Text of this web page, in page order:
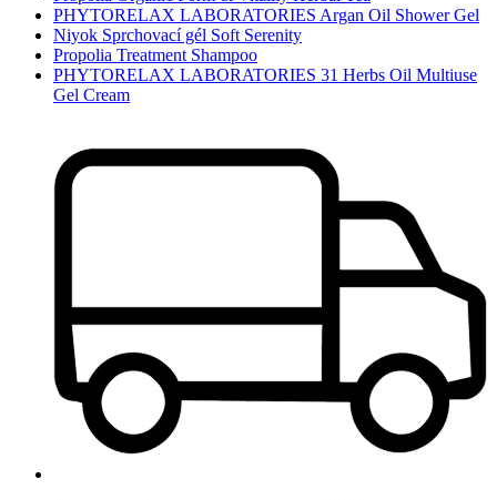
PHYTORELAX LABORATORIES Argan Oil Shower Gel
Niyok Sprchovací gél Soft Serenity
Propolia Treatment Shampoo
PHYTORELAX LABORATORIES 31 Herbs Oil Multiuse
Gel Cream